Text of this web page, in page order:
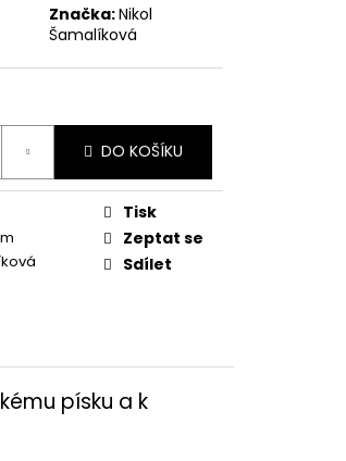
Značka:Nikol
Šamalíková
DO KOŠÍKU
Tisk
Zeptat se
Sdílet
písku a k